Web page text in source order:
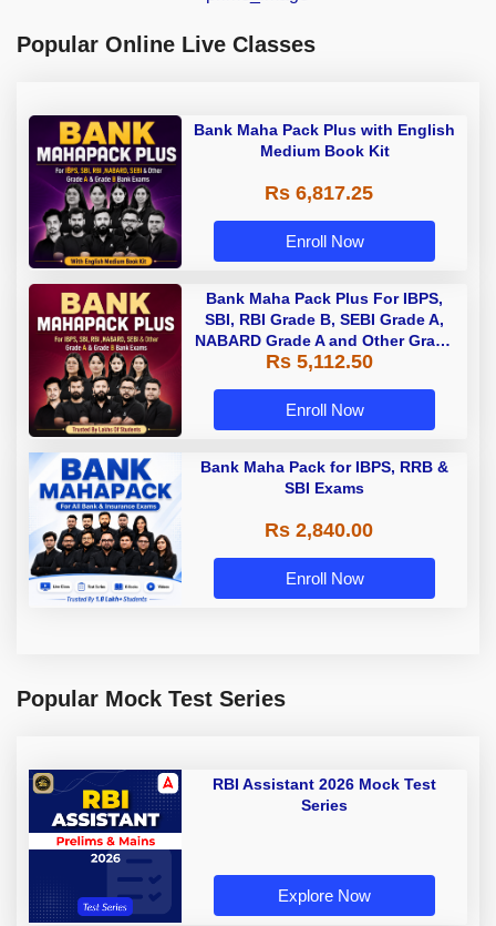
Popular Online Live Classes
Bank Maha Pack Plus with English
Medium Book Kit
Rs 6,817.25
Enroll Now
Bank Maha Pack Plus For IBPS,
SBI, RBI Grade B, SEBI Grade A,
NABARD Grade A and Other Grade
A & Grade B Bank Exams
Rs 5,112.50
Enroll Now
Bank Maha Pack for IBPS, RRB &
SBI Exams
Rs 2,840.00
Enroll Now
Popular Mock Test Series
RBI Assistant 2026 Mock Test
Series
Explore Now